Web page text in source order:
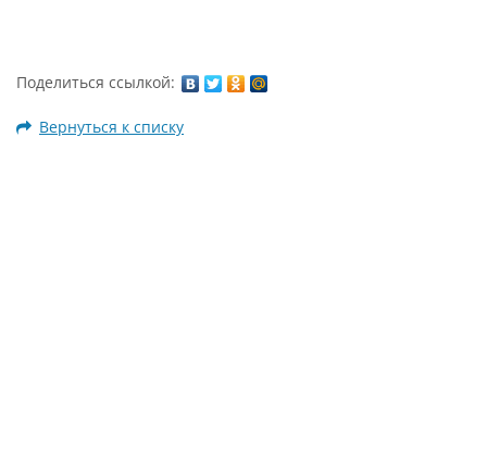
Поделиться ссылкой:
Вернуться к списку